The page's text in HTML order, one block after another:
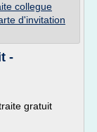
collegue
d'invitation
-
gratuit